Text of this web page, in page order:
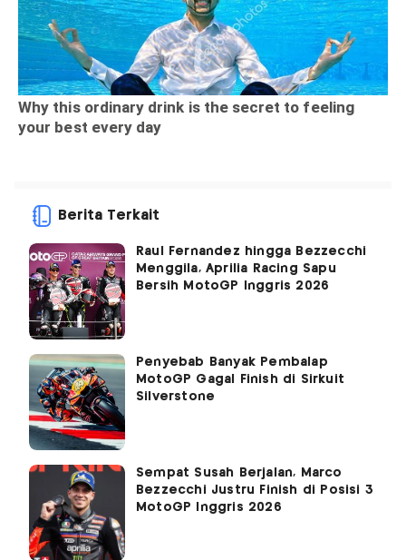
Berita Terkait
Raul Fernandez hingga Bezzecchi
Menggila, Aprilia Racing Sapu
Bersih MotoGP Inggris 2026
Penyebab Banyak Pembalap
MotoGP Gagal Finish di Sirkuit
Silverstone
Sempat Susah Berjalan, Marco
Bezzecchi Justru Finish di Posisi 3
MotoGP Inggris 2026